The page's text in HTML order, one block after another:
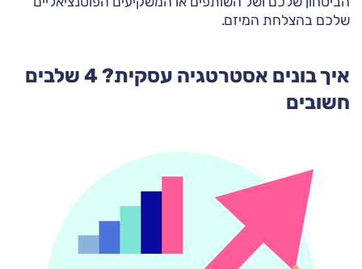
שלכם בהצלחת המיזם.
איך בונים אסטרטגיה עסקית? 4 שלבים
חשובים